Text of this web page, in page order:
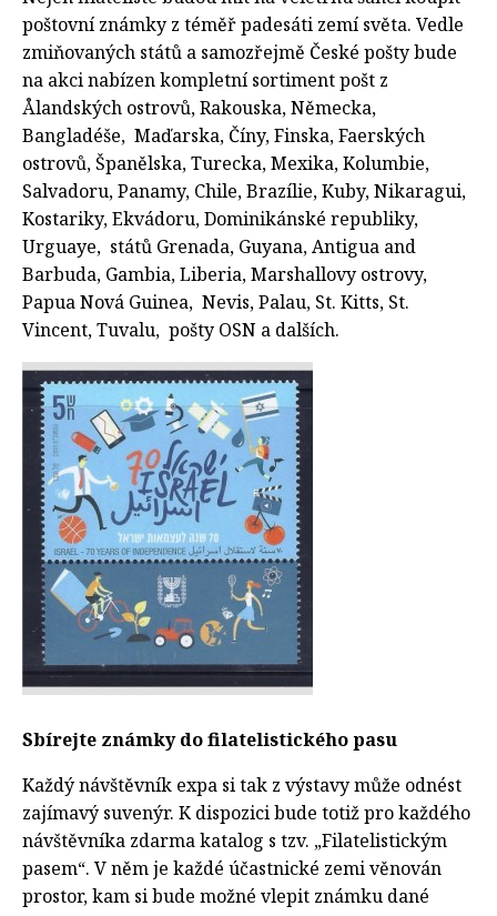
poštovní známky z téměř padesáti zemí světa. Vedle
zmiňovaných států a samozřejmě České pošty bude
na akci nabízen kompletní sortiment pošt z
Ålandských ostrovů, Rakouska, Německa,
Bangladéše, Maďarska, Číny, Finska, Faerských
ostrovů, Španělska, Turecka, Mexika, Kolumbie,
Salvadoru, Panamy, Chile, Brazílie, Kuby, Nikaragui,
Kostariky, Ekvádoru, Dominikánské republiky,
Urguaye, států Grenada, Guyana, Antigua and
Barbuda, Gambia, Liberia, Marshallovy ostrovy,
Papua Nová Guinea, Nevis, Palau, St. Kitts, St.
Vincent, Tuvalu, pošty OSN a dalších.
Sbírejte známky do filatelistického pasu
Každý návštěvník expa si tak z výstavy může odnést
zajímavý suvenýr. K dispozici bude totiž pro každého
návštěvníka zdarma katalog s tzv. „Filatelistickým
pasem“. V něm je každé účastnické zemi věnován
prostor, kam si bude možné vlepit známku dané